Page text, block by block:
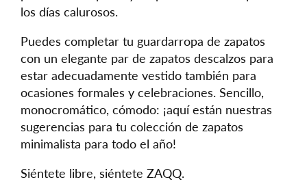
los días calurosos.
Puedes completar tu guardarropa de zapatos
con un elegante par de zapatos descalzos para
estar adecuadamente vestido también para
ocasiones formales y celebraciones. Sencillo,
monocromático, cómodo: ¡aquí están nuestras
sugerencias para tu colección de zapatos
minimalista para todo el año!
Siéntete libre, siéntete ZAQQ.